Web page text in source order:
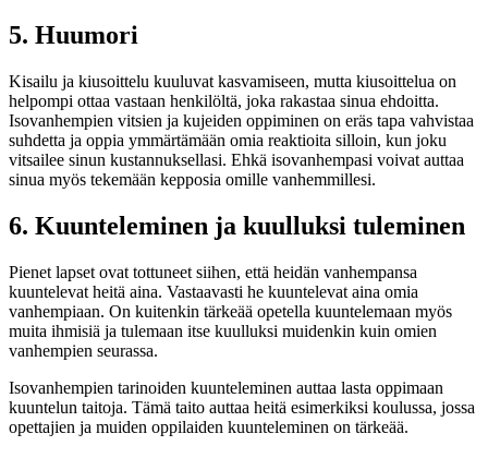
5. Huumori
Kisailu ja kiusoittelu kuuluvat kasvamiseen, mutta kiusoittelua on
helpompi ottaa vastaan henkilöltä, joka rakastaa sinua ehdoitta.
Isovanhempien vitsien ja kujeiden oppiminen on eräs tapa vahvistaa
suhdetta ja oppia ymmärtämään omia reaktioita silloin, kun joku
vitsailee sinun kustannuksellasi. Ehkä isovanhempasi voivat auttaa
sinua myös tekemään kepposia omille vanhemmillesi.
6. Kuunteleminen ja kuulluksi tuleminen
Pienet lapset ovat tottuneet siihen, että heidän vanhempansa
kuuntelevat heitä aina. Vastaavasti he kuuntelevat aina omia
vanhempiaan. On kuitenkin tärkeää opetella kuuntelemaan myös
muita ihmisiä ja tulemaan itse kuulluksi muidenkin kuin omien
vanhempien seurassa.
Isovanhempien tarinoiden kuunteleminen auttaa lasta oppimaan
kuuntelun taitoja. Tämä taito auttaa heitä esimerkiksi koulussa, jossa
opettajien ja muiden oppilaiden kuunteleminen on tärkeää.